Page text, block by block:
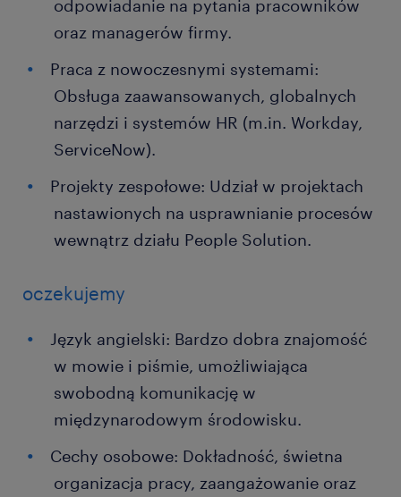
odpowiadanie na pytania pracowników
oraz managerów firmy.
Praca z nowoczesnymi systemami:
Obsługa zaawansowanych, globalnych
narzędzi i systemów HR (m.in. Workday,
ServiceNow).
Projekty zespołowe: Udział w projektach
nastawionych na usprawnianie procesów
wewnątrz działu People Solution.
oczekujemy
Język angielski: Bardzo dobra znajomość
w mowie i piśmie, umożliwiająca
swobodną komunikację w
międzynarodowym środowisku.
Cechy osobowe: Dokładność, świetna
organizacja pracy, zaangażowanie oraz